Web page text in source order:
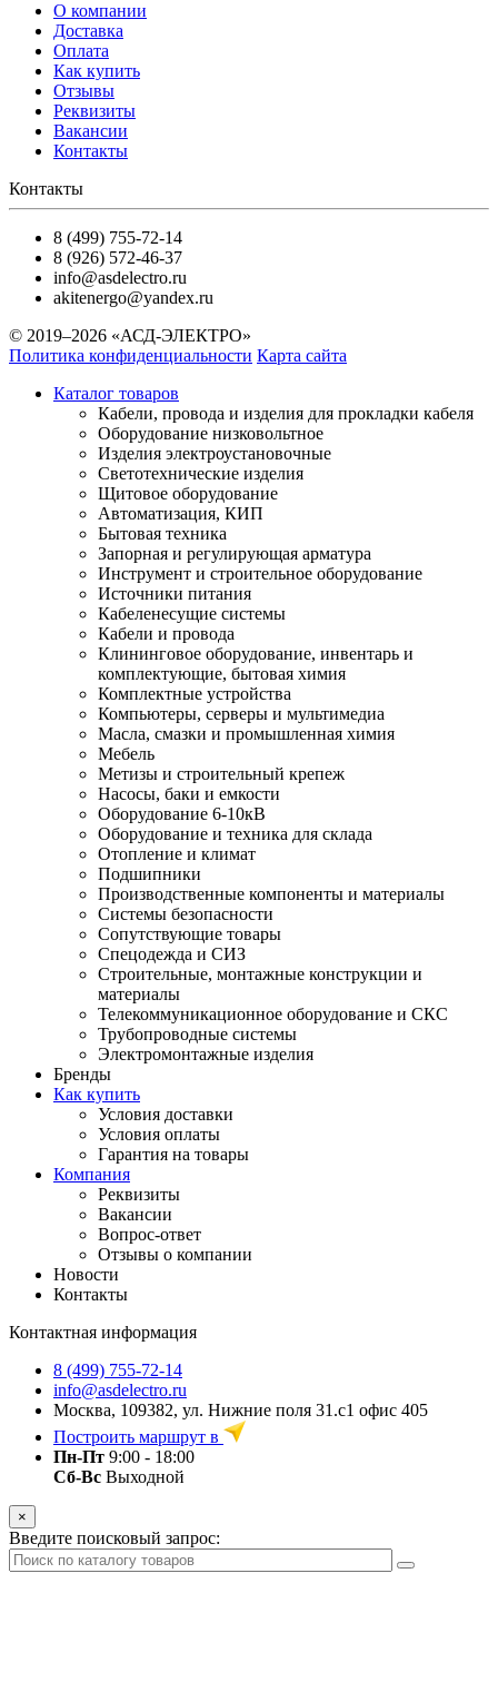
О компании
Доставка
Оплата
Как купить
Отзывы
Реквизиты
Вакансии
Контакты
Контакты
8 (499) 755-72-14
8 (926) 572-46-37
info@asdelectro.ru
akitenergo@yandex.ru
© 2019–2026 «АСД-ЭЛЕКТРО»
Политика конфиденциальности Карта сайта
Каталог товаров
Кабели, провода и изделия для прокладки кабеля
Оборудование низковольтное
Изделия электроустановочные
Светотехнические изделия
Щитовое оборудование
Автоматизация, КИП
Бытовая техника
Запорная и регулирующая арматура
Инструмент и строительное оборудование
Источники питания
Кабеленесущие системы
Кабели и провода
Клининговое оборудование, инвентарь и
комплектующие, бытовая химия
Комплектные устройства
Компьютеры, серверы и мультимедиа
Масла, смазки и промышленная химия
Мебель
Метизы и строительный крепеж
Насосы, баки и емкости
Оборудование 6-10кВ
Оборудование и техника для склада
Отопление и климат
Подшипники
Производственные компоненты и материалы
Системы безопасности
Сопутствующие товары
Спецодежда и СИЗ
Строительные, монтажные конструкции и
материалы
Телекоммуникационное оборудование и СКС
Трубопроводные системы
Электромонтажные изделия
Бренды
Как купить
Условия доставки
Условия оплаты
Гарантия на товары
Компания
Реквизиты
Вакансии
Вопрос-ответ
Отзывы о компании
Новости
Контакты
Контактная информация
8 (499) 755-72-14
info@asdelectro.ru
Москва, 109382, ул. Нижние поля 31.с1 офис 405
Построить маршрут в
Пн-Пт 9:00 - 18:00
Сб-Вс Выходной
×
Введите поисковый запрос: